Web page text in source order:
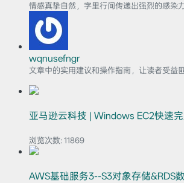
情感真挚自然，字里行间传递出强烈的感染力
wqnusefngr
文章中的实用建议和操作指南，让读者受益
亚马逊云科技 | Windows EC2快速
浏览次数: 11869
AWS基础服务3--S3对象存储&RDS